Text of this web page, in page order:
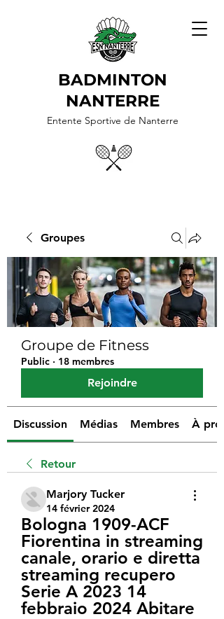
BADMINTON
NANTERRE
Entente Sportive de Nanterre
Groupes
Groupe de Fitness
Public · 18 membres
Rejoindre
Discussion Médias Membres À
Retour
Marjory Tucker
14 février 2024
Bologna 1909-ACF
Fiorentina in streaming
canale, orario e diretta
streaming recupero
Serie A 2023 14
febbraio 2024 Abitare